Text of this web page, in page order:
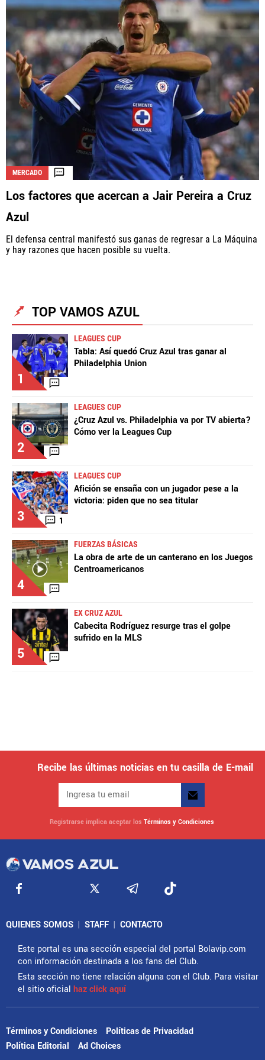
QUIENES SOMOS | STAFF | CONTACTO
Este portal es una sección especial del portal Bolavip.com
con información destinada a los fans del Club.
Esta sección no tiene relación alguna con el Club. Para visitar
el sitio oficialhaz click aquí
Términos y Condiciones
Políticas de Privacidad
Política Editorial
Ad Choices
La aceptación de una de las ofertas presentadas en esta página
puede dar lugar a un pago aVamos Azul
cómo y dónde aparecen los operadores de juego en la página y en el
orden en que aparecen, pero no influye en nuestras evaluaciones.
MERCADO
Los factores que acercan a Jair Pereira a Cruz
Azul
El defensa central manifestó sus ganas de regresar a La Máquina
y hay razones que hacen posible su vuelta.
TOP VAMOS AZUL
1
LEAGUES CUP
Tabla: Así quedó Cruz Azul tras ganar al
Philadelphia Union
2
LEAGUES CUP
¿Cruz Azul vs. Philadelphia va por TV abierta?
Cómo ver la Leagues Cup
3 1
LEAGUES CUP
Afición se ensaña con un jugador pese a la
victoria: piden que no sea titular
4
FUERZAS BÁSICAS
La obra de arte de un canterano en los Juegos
Centroamericanos
5
EX CRUZ AZUL
Cabecita Rodríguez resurge tras el golpe
sufrido en la MLS
Recibe las últimas noticias en tu casilla de E-mail
Registrarse implica aceptar los Términos y Condiciones
QUIENES SOMOS | STAFF | CONTACTO
Este portal es una sección especial del portal Bolavip.com
con información destinada a los fans del Club.
Esta sección no tiene relación alguna con el Club. Para visitar
el sitio oficial haz click aquí
Términos y Condiciones
Políticas de Privacidad
Política Editorial
Ad Choices